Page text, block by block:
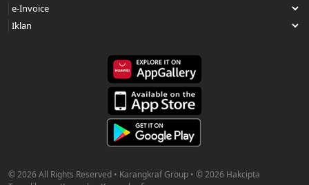
© 2026 All Rights Reserved • Karangkraf Group • © 2026 Hakcipta